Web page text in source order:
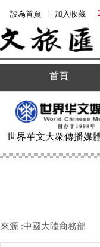
首頁
設為首頁 加入收藏
世界華文大衆傳播媒
來源 :中國大陸商務部